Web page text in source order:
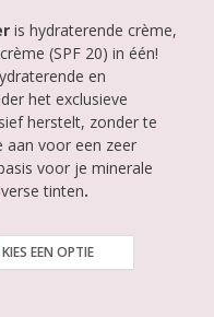
is hydraterende crème,
(SPF 20) in één!
en
het exclusieve
herstelt, zonder te
aan voor een zeer
voor je minerale
tinten.